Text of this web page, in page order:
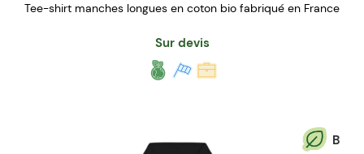
Tee-shirt manches longues en coton bio fabriqué en France
Sur devis
B